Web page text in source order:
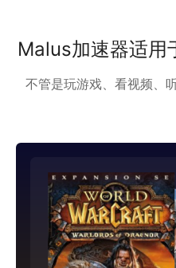
Malus加速器适用
不管是玩游戏、看视频、